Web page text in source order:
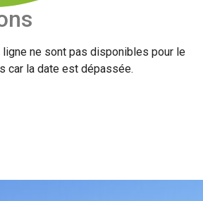
ne sont pas disponibles pour le
car la date est dépassée.